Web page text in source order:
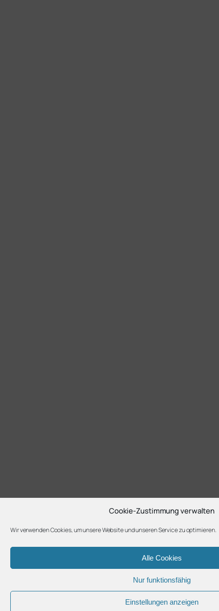
Cookie-Zustimmung verwalten
Wir verwenden Cookies, um unsere Website und unseren Service zu optimieren.
Alle Cookies
Nur funktionsfähig
Einstellungen anzeigen